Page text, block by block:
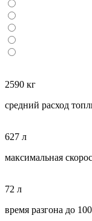
2590 кг
средний расход
627 л
максимальная
72 л
время разгона до